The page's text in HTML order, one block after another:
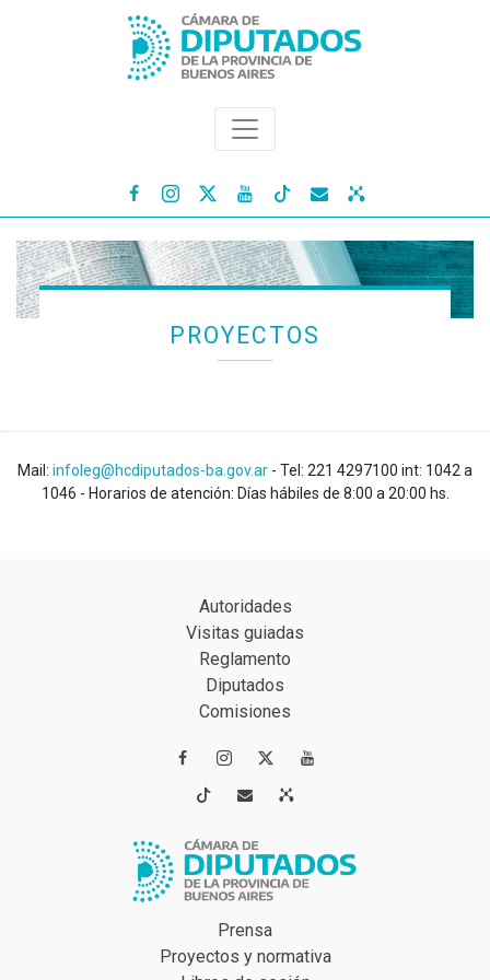
   
PROYECTOS
Mail: infoleg@hcdiputados-ba.gov.ar - Tel: 221 4297100 int: 1042 a
1046 - Horarios de atención: Días hábiles de 8:00 a 20:00 hs.
Autoridades
Visitas guiadas
Reglamento
Diputados
Comisiones
 
 
Prensa
Proyectos y normativa